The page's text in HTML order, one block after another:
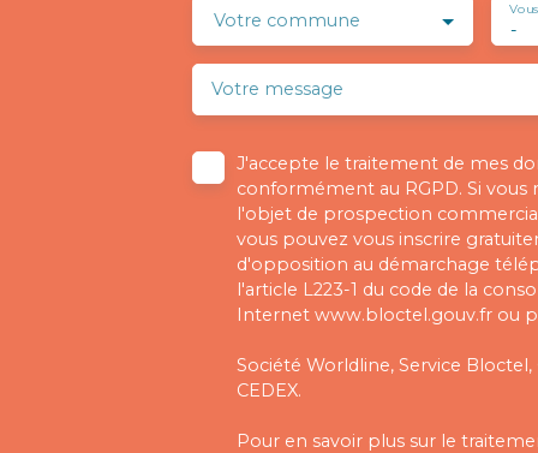
Votre commune -
Votre message
J'accepte le traitement de mes
conformément au RGPD. Si vous
l'objet de prospection
vous pouvez vous inscrire
d'opposition au démarchage
l'article L223-1 du code de la
Internet www.bloctel.gouv.fr ou
Société Worldline, Service Bloctel,
CEDEX.
Pour en savoir plus sur le